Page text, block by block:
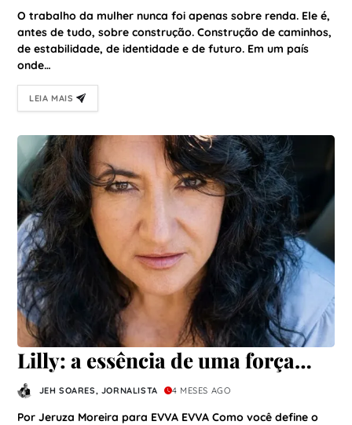
O trabalho da mulher nunca foi apenas sobre renda. Ele é,
antes de tudo, sobre construção. Construção de caminhos,
de estabilidade, de identidade e de futuro. Em um país
onde…
LEIA MAIS
Lilly: a essência de uma força
construída no improviso
JEH SOARES, JORNALISTA 4 MESES AGO
Por Jeruza Moreira para EVVA EVVA Como você define o